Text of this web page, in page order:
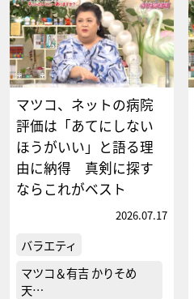
マツコ、ネットの病院
評価は「あてにしない
ほうがいい」と語る理
由に納得 真剣に探す
ならこれがベスト
2026.07.17
バラエティ
マツコ＆有吉 かりそめ
天…